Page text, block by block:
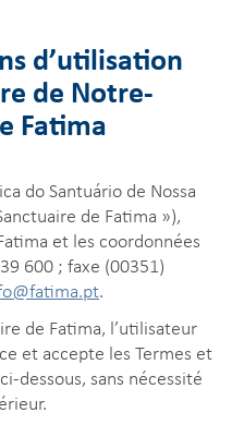
d’utilisation
de Notre-
Fatima
do Santuário de Nossa
de Fatima »),
et les coordonnées
600 ; faxe (00351)
.
de Fatima, l’utilisateur
et accepte les Termes et
dessous, sans nécessité